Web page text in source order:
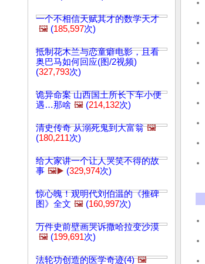
一个不相信天赋其才的数学天才
🖼️ (185,597次)
抵制花木兰与恋童癖电影，且看
奥巴马如何回应(图/2视频)
(327,793次)
诡异命案 山西国土所长下车小便
遇…那啥 🖼️ (214,132次)
清史传奇 从溺死鬼到大富翁 🖼️
(180,211次)
给大家讲一个让人哭笑不得的故
事 🖼️▶️ (329,974次)
惊心魄！观明代刘伯温的《推碑
图》全文 🖼️ (160,997次)
万件史前壁画哭诉撒哈拉变沙漠
🖼️ (199,691次)
法轮功创造的医学奇迹(4) 🖼️